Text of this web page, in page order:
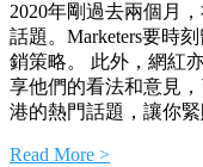
2020年剛過去兩個月
話題。Marketers要時
銷策略。 此外，網紅
享他們的看法和意見
港的熱門話題，讓你緊
Read More >